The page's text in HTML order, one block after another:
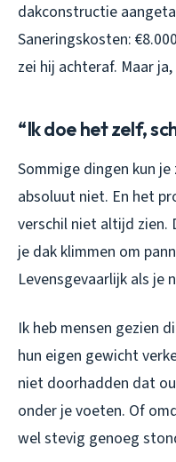
dakconstructie
Saneringskosten:
zei hij achteraf. Maar
“Ik doe het zelf,
Sommige dingen kun
absoluut niet. En het
verschil niet altijd zien.
je dak klimmen om
Levensgevaarlijk als
Ik heb mensen gezien
hun eigen gewicht
niet doorhadden dat
onder je voeten. Of
wel stevig genoeg